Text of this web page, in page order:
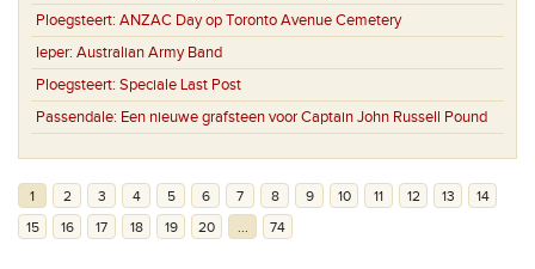
Ploegsteert: ANZAC Day op Toronto Avenue Cemetery
Ieper: Australian Army Band
Ploegsteert: Speciale Last Post
Passendale: Een nieuwe grafsteen voor Captain John Russell Pound
1 2 3 4 5 6 7 8 9 10 11 12 13
14
15
16 17 18 19 20 ... 74